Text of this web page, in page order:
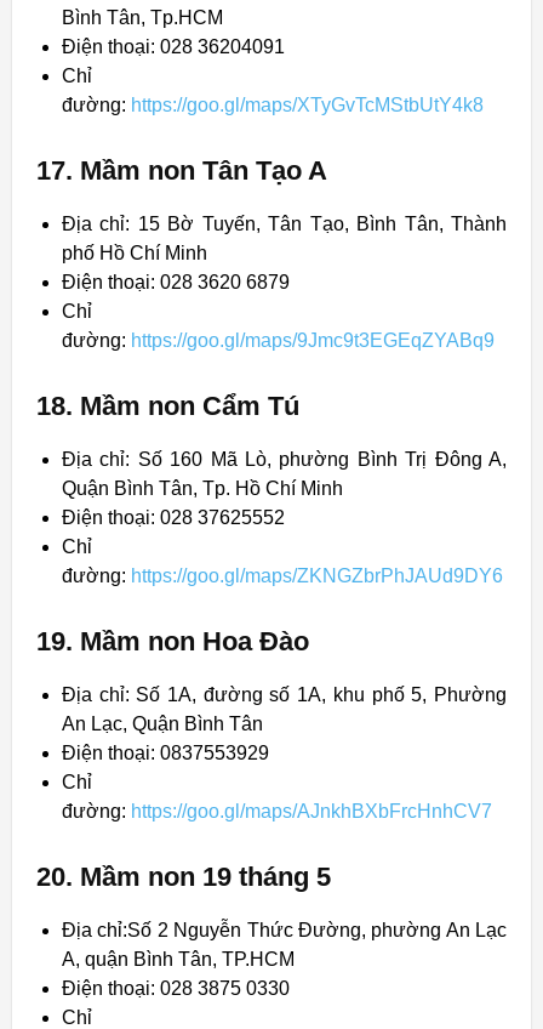
Bình Tân, Tp.HCM
Điện thoại: 028 36204091
Chỉ
đường: https://goo.gl/maps/XTyGvTcMStbUtY4k8
17. Mầm non Tân Tạo A
Địa chỉ: 15 Bờ Tuyến, Tân Tạo, Bình Tân, Thành
phố Hồ Chí Minh
Điện thoại: 028 3620 6879
Chỉ
đường: https://goo.gl/maps/9Jmc9t3EGEqZYABq9
18. Mầm non Cẩm Tú
Địa chỉ: Số 160 Mã Lò, phường Bình Trị Đông A,
Quận Bình Tân, Tp. Hồ Chí Minh
Điện thoại: 028 37625552
Chỉ
đường: https://goo.gl/maps/ZKNGZbrPhJAUd9DY6
19. Mầm non Hoa Đào
Địa chỉ: Số 1A, đường số 1A, khu phố 5, Phường
An Lạc, Quận Bình Tân
Điện thoại: 0837553929
Chỉ
đường: https://goo.gl/maps/AJnkhBXbFrcHnhCV7
20. Mầm non 19 tháng 5
Địa chỉ:Số 2 Nguyễn Thức Đường, phường An Lạc
A, quận Bình Tân, TP.HCM
Điện thoại: 028 3875 0330
Chỉ